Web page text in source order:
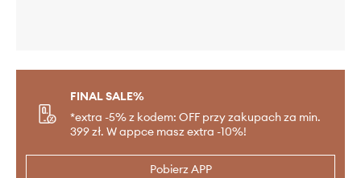
FINAL SALE%
*extra -5% z kodem: OFF przy zakupach za min.
399 zł. W appce masz extra -10%!
Pobierz APP